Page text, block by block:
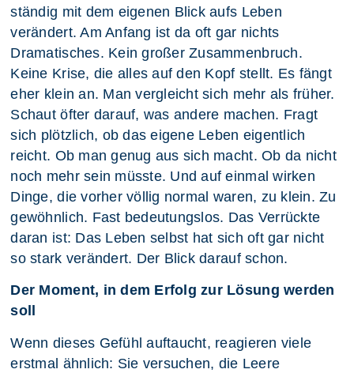
ständig mit dem eigenen Blick aufs Leben
verändert. Am Anfang ist da oft gar nichts
Dramatisches. Kein großer Zusammenbruch.
Keine Krise, die alles auf den Kopf stellt. Es fängt
eher klein an. Man vergleicht sich mehr als früher.
Schaut öfter darauf, was andere machen. Fragt
sich plötzlich, ob das eigene Leben eigentlich
reicht. Ob man genug aus sich macht. Ob da nicht
noch mehr sein müsste. Und auf einmal wirken
Dinge, die vorher völlig normal waren, zu klein. Zu
gewöhnlich. Fast bedeutungslos. Das Verrückte
daran ist: Das Leben selbst hat sich oft gar nicht
so stark verändert. Der Blick darauf schon.
Der Moment, in dem Erfolg zur Lösung werden
soll
Wenn dieses Gefühl auftaucht, reagieren viele
erstmal ähnlich: Sie versuchen, die Leere